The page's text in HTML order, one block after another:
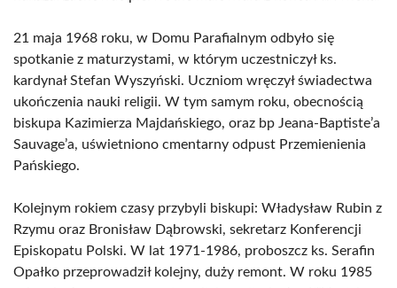
21 maja 1968 roku, w Domu Parafialnym odbyło się
spotkanie z maturzystami, w którym uczestniczył ks.
kardynał Stefan Wyszyński. Uczniom wręczył świadectwa
ukończenia nauki religii. W tym samym roku, obecnością
biskupa Kazimierza Majdańskiego, oraz bp Jeana-Baptiste’a
Sauvage’a, uświetniono cmentarny odpust Przemienienia
Pańskiego.
Kolejnym rokiem czasy przybyli biskupi: Władysław Rubin z
Rzymu oraz Bronisław Dąbrowski, sekretarz Konferencji
Episkopatu Polski. W lat 1971-1986, proboszcz ks. Serafin
Opałko przeprowadził kolejny, duży remont. W roku 1985